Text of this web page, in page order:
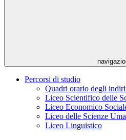
Percorsi di studio
Quadri orario degli
Liceo Scientifico delle
Liceo Economico
Liceo delle Scienze
Liceo Linguistico